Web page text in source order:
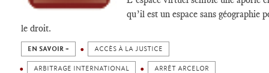
qu’il est un espace sans géographie
le droit.
EN SAVOIR + ACCÈS À LA JUSTICE
ARBITRAGE INTERNATIONAL ARRÊT ARCELOR